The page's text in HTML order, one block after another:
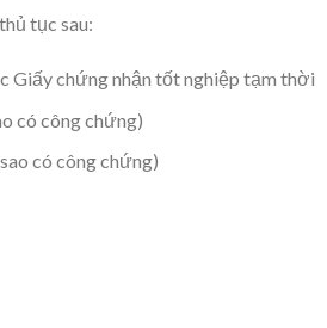
tục sau:
Giấy chứng nhận tốt nghiệp tạm thời
có công chứng)
có công chứng)